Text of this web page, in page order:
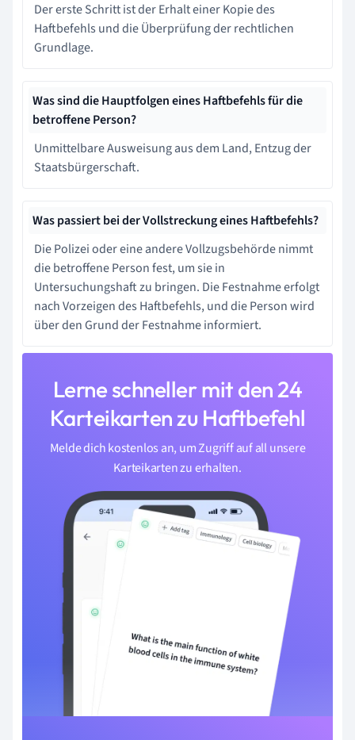
Der erste Schritt ist der Erhalt einer Kopie des
Haftbefehls und die Überprüfung der rechtlichen
Grundlage.
Was sind die Hauptfolgen eines Haftbefehls für die
betroffene Person?
Unmittelbare Ausweisung aus dem Land, Entzug der
Staatsbürgerschaft.
Was passiert bei der Vollstreckung eines Haftbefehls?
Die Polizei oder eine andere Vollzugsbehörde nimmt
die betroffene Person fest, um sie in
Untersuchungshaft zu bringen. Die Festnahme erfolgt
nach Vorzeigen des Haftbefehls, und die Person wird
über den Grund der Festnahme informiert.
Lerne schneller mit den 24
Karteikarten zu Haftbefehl
Melde dich kostenlos an, um Zugriff auf all unsere
Karteikarten zu erhalten.